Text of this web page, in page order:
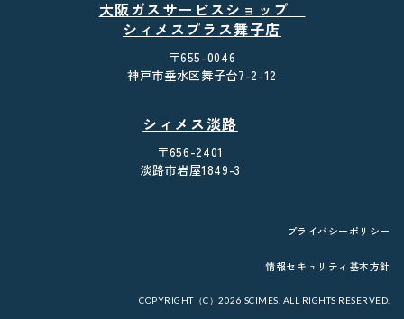
大阪ガスサービスショップ
シィメスプラス舞子店
〒655-0046
神戸市垂水区舞子台7-2-12
シィメス淡路
〒656-2401
淡路市岩屋1849-3
COPYRIGHT（C）2026 SCIMES. ALL RIGHTS RESERVED.
プライバシーポリシー
情報セキュリティ基本方針